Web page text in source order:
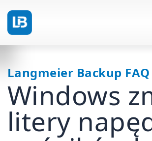
Langmeier Backup FAQ
Windows
litery